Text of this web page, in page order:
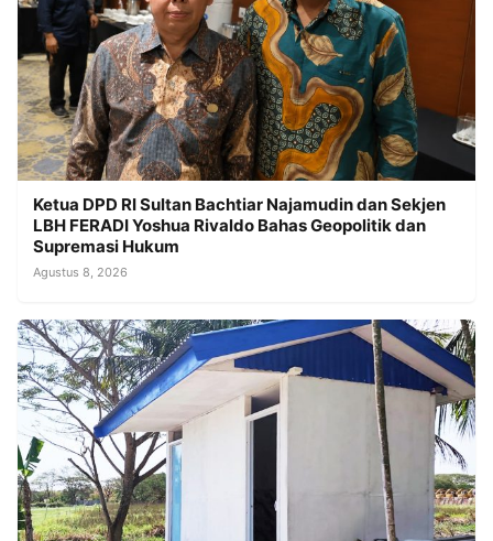
Ketua DPD RI Sultan Bachtiar Najamudin dan Sekjen
LBH FERADI Yoshua Rivaldo Bahas Geopolitik dan
Supremasi Hukum
Agustus 8, 2026